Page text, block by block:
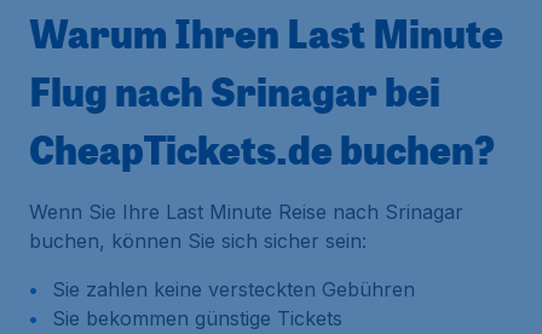
Warum Ihren Last Minute
Flug nach Srinagar bei
CheapTickets.de buchen?
Wenn Sie Ihre Last Minute Reise nach Srinagar
buchen, können Sie sich sicher sein:
Sie zahlen keine versteckten Gebühren
Sie bekommen günstige Tickets